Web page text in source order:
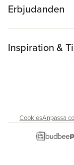
Erbjudanden
Inspiration &
CookiesAnpassa